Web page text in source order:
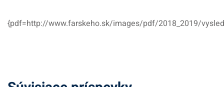
{pdf=http://www.farskeho.sk/images/pdf/2018_2019/